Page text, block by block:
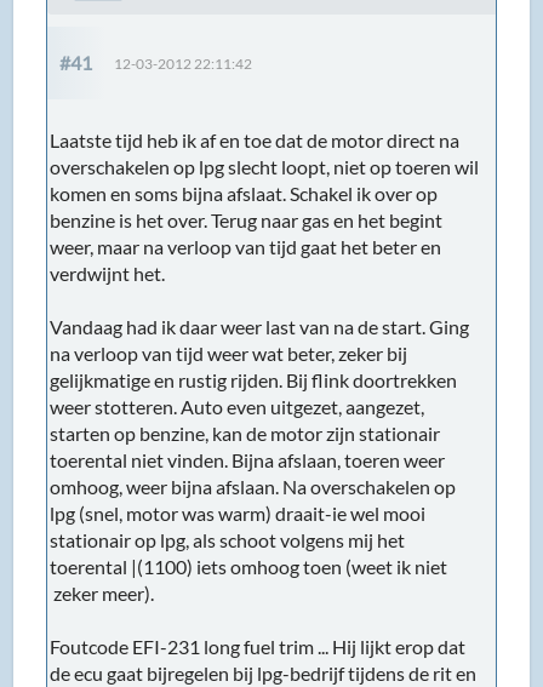
#41 12-03-2012 22:11:42
Laatste tijd heb ik af en toe dat de motor direct na
overschakelen op lpg slecht loopt, niet op toeren wil
komen en soms bijna afslaat. Schakel ik over op
benzine is het over. Terug naar gas en het begint
weer, maar na verloop van tijd gaat het beter en
verdwijnt het.
Vandaag had ik daar weer last van na de start. Ging
na verloop van tijd weer wat beter, zeker bij
gelijkmatige en rustig rijden. Bij flink doortrekken
weer stotteren. Auto even uitgezet, aangezet,
starten op benzine, kan de motor zijn stationair
toerental niet vinden. Bijna afslaan, toeren weer
omhoog, weer bijna afslaan. Na overschakelen op
lpg (snel, motor was warm) draait-ie wel mooi
stationair op lpg, als schoot volgens mij het
toerental |(1100) iets omhoog toen (weet ik niet
zeker meer).
Foutcode EFI-231 long fuel trim ... Hij lijkt erop dat
de ecu gaat bijregelen bij lpg-bedrijf tijdens de rit en